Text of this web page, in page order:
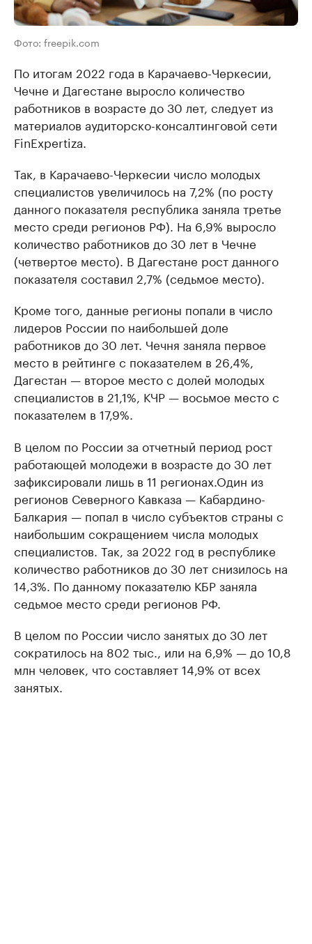
Фото: freepik.com
По итогам 2022 года в Карачаево-Черкесии,
Чечне и Дагестане выросло количество
работников в возрасте до 30 лет, следует из
материалов аудиторско-консалтинговой сети
FinExpertiza.
Так, в Карачаево-Черкесии число молодых
специалистов увеличилось на 7,2% (по росту
данного показателя республика заняла третье
место среди регионов РФ). На 6,9% выросло
количество работников до 30 лет в Чечне
(четвертое место). В Дагестане рост данного
показателя составил 2,7% (седьмое место).
Кроме того, данные регионы попали в число
лидеров России по наибольшей доле
работников до 30 лет. Чечня заняла первое
место в рейтинге с показателем в 26,4%,
Дагестан — второе место с долей молодых
специалистов в 21,1%, КЧР — восьмое место с
показателем в 17,9%.
В целом по России за отчетный период рост
работающей молодежи в возрасте до 30 лет
зафиксировали лишь в 11 регионах.Один из
регионов Северного Кавказа — Кабардино-
Балкария — попал в число субъектов страны с
наибольшим сокращением числа молодых
специалистов. Так, за 2022 год в республике
количество работников до 30 лет снизилось на
14,3%. По данному показателю КБР заняла
седьмое место среди регионов РФ.
В целом по России число занятых до 30 лет
сократилось на 802 тыс., или на 6,9% — до 10,8
млн человек, что составляет 14,9% от всех
занятых.